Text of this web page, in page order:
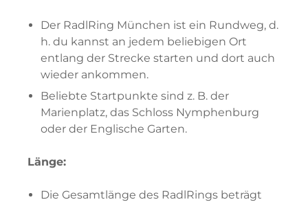
Der RadlRing München ist ein Rundweg, d.
h. du kannst an jedem beliebigen Ort
entlang der Strecke starten und dort auch
wieder ankommen.
Beliebte Startpunkte sind z. B. der
Marienplatz, das Schloss Nymphenburg
oder der Englische Garten.
Länge:
Die Gesamtlänge des RadlRings beträgt